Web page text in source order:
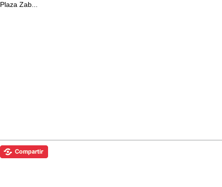
Plaza Zab...